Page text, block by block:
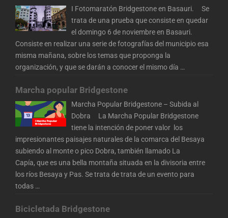
I Fotomaratón Bridgestone en Basauri. Se
trata de una prueba que consiste en quedar
el domingo 6 de noviembre en Basauri.
Consiste en realizar una serie de fotografías del municipio esa
misma mañana, sobre los temas que proponga la
organización, y que se darán a conocer el mismo día …
Marcha popular Bridgestone
Marcha Popular Bridgestone – Subida al
Dobra La Marcha Popular Bridgestone
tiene la intención de poner valor los
impresionantes paisajes naturales de la comarca del Besaya
subiendo al monte o pico Dobra, también llamado La
Capía, que es una bella montaña situada en la divisoria entre
los ríos Besaya y Pas. Se trata de trata de un evento para
todas …
Bicicletada Bridgestone